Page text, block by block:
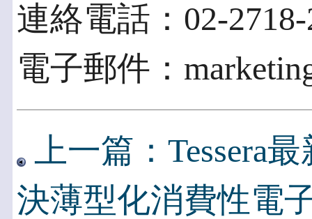
連絡電話：02-2718-
電子郵件：
上一篇：Tessera
決薄型化消費性電